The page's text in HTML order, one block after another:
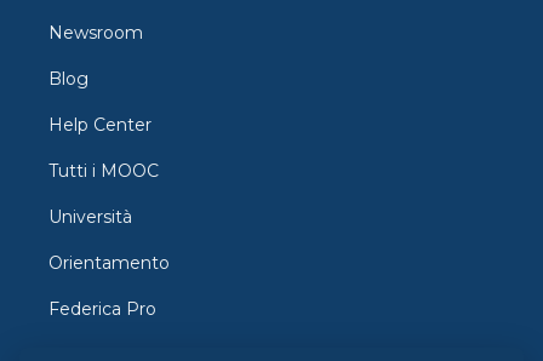
Newsroom
Blog
Help Center
Tutti i MOOC
Università
Orientamento
Federica Pro